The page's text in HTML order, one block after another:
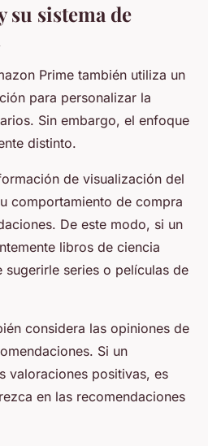
su sistema de
Prime también utiliza un
para personalizar la
Sin embargo, el enfoque
distinto.
de visualización del
comportamiento de compra
De este modo, si un
libros de ciencia
series o películas de
considera las opiniones de
Si un
valoraciones positivas, es
en las recomendaciones